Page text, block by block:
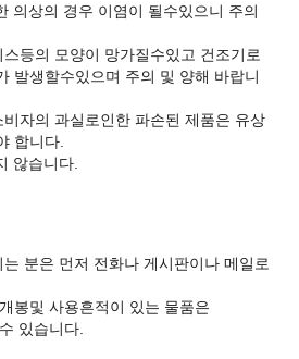
의상의 경우 이염이 될수있으니 주의
등의 모양이 망가질수있고 건조기로
발생할수있으며 주의 및 양해 바랍니
자의 과실로인한 파손된 제품은 유상
합니다.
분은 먼저 전화나 게시판이나 메일로
봉및 사용흔적이 있는 물품은
있습니다.